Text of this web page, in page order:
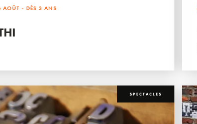
AOÛT - DÈS 3 ANS
SPECTACLES